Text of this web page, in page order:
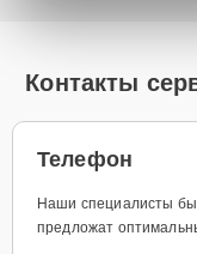
Контакты
Телефон
Наши специалисты
предложат